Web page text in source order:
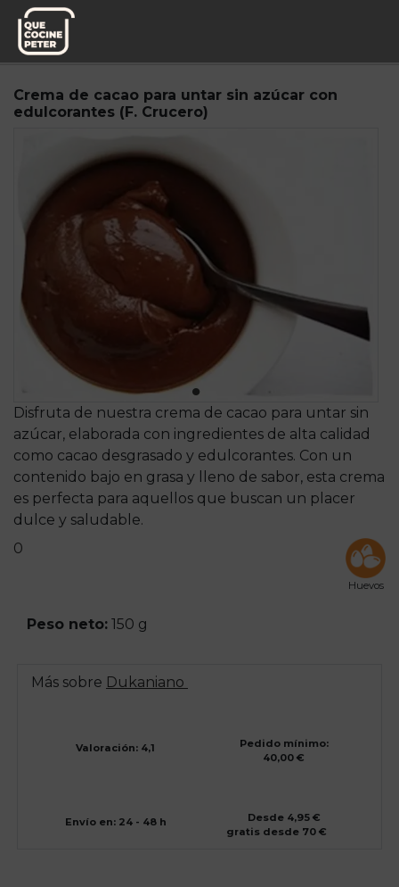
Pedido semanal
Crema de cacao para untar sin azúcar con
edulcorantes (F. Crucero)
Disfruta de nuestra crema de cacao para untar sin
azúcar, elaborada con ingredientes de alta calidad
como cacao desgrasado y edulcorantes. Con un
contenido bajo en grasa y lleno de sabor, esta crema
es perfecta para aquellos que buscan un placer
dulce y saludable.
0
Huevos
Peso neto: 150 g
Más sobre Dukaniano
Valoración: 4,1
Pedido mínimo:
40,00 €
Envío en: 24 - 48 h
Desde 4,95 €
gratis desde 70 €